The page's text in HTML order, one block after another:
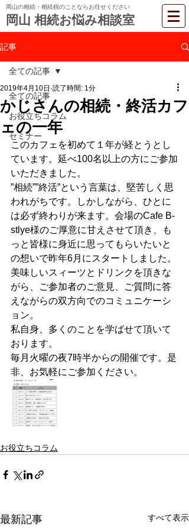
岡山の相続・相続税のことならお任せください
岡山 相続お悩み相談室
記事
全ての記事
お役立ちコラム
セミナー
全ての記事
かじさんの相続・終活カフ
ェの一年
2019年4月10日 読了時間: 1分
このカフェを初めて１年が経とうとし
ています。延べ100名以上の方にご参加
いただきました。
”相続””終活”という言葉は、堅苦しく思
われがちです。しかしながら、ひとに
は必ず終わりが来ます。会場のCafe B-
stlye様のご厚意に甘えさせて頂き、も
っと皆様に身近に思ってもらいたいと
の想いで昨年6月にスタートしました。
美味しいスィーツとドリンクを頂きな
がら、ご参加者のご意見、ご質問に答
えながらの双方向でのコミュニケーシ
ョン。
私自身、多くのことを学ばせて頂いて
おります。
毎月火曜の夜7時半からの開催です。是
非、お気軽にご参加ください。
お役立ちコラム
最新記事 すべて表示